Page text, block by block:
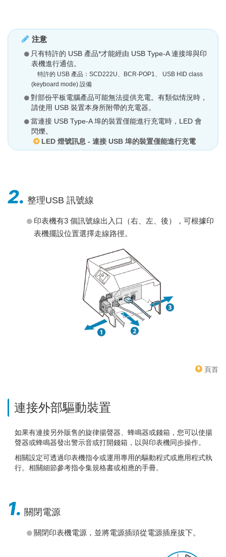
注意
只有特許的 USB 產品*才能經由 USB Type-A 連接埠與印
表機進行通信。
特許的 USB 產品：SCD222U、BCR-POP1、 USB HID class
(keyboard mode) 設備
對部份平板電腦產品可能無法提供充電。有類似情況時，
請使用 USB 裝置本身所附帶的充電器。
當連接 USB Type-A 埠的裝置僅能進行充電時，LED 會
閃爍。
LED 燈號訊息 - 連接 USB 埠的裝置僅能進行充電
2. 整理USB 訊號線
印表機有3 個訊號線出入口（右、左、後），可根據印
表機擺設位置選擇走線路徑。
頁首
連接外部驅動裝置
如果有連接另外販售的旋律揚聲器、蜂鳴器或錢箱，您可以使揚
聲器或蜂鳴器發出警示音或打開錢箱，以與印表機同步操作。
相關設定可透過印表機指令或運用專用的驅動程式或應用程式執
行。相關細節參考指令集規格書或相應的手冊。
1. 關閉電源
關閉印表機電源，並將電源插頭從電源插座拔下。